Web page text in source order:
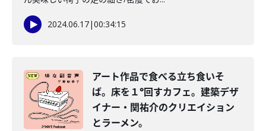
2024.06.17|00:34:15
アート作品で食べる立ち食いそ
ば。床を１°回すカフェ。建築デザ
イナー・関祐介のクリエイション
とラーメン。